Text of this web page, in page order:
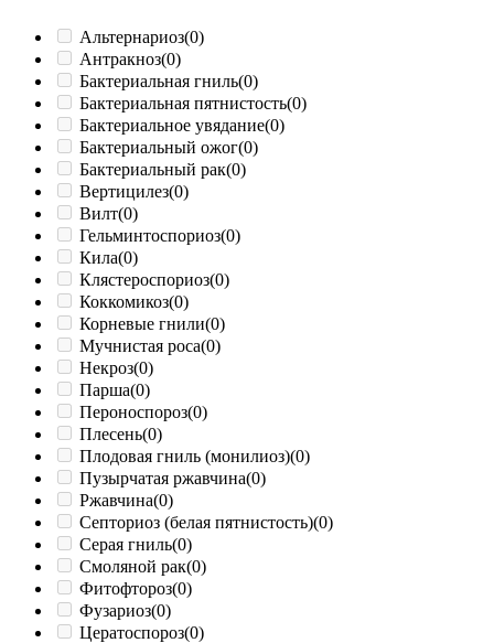
Альтернариоз(0)
Антракноз(0)
Бактериальная гниль(0)
Бактериальная пятнистость(0)
Бактериальное увядание(0)
Бактериальный ожог(0)
Бактериальный рак(0)
Вертицилез(0)
Вилт(0)
Гельминтоспориоз(0)
Кила(0)
Клястероспориоз(0)
Коккомикоз(0)
Корневые гнили(0)
Мучнистая роса(0)
Некроз(0)
Парша(0)
Пероноспороз(0)
Плесень(0)
Плодовая гниль (монилиоз)(0)
Пузырчатая ржавчина(0)
Ржавчина(0)
Септориоз (белая пятнистость)(0)
Серая гниль(0)
Смоляной рак(0)
Фитофтороз(0)
Фузариоз(0)
Цератоспороз(0)